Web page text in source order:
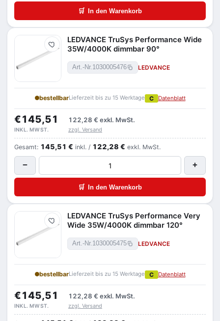
🛒 In den Warenkorb
Merken
LEDVANCE TruSys Performance Wide
35W/4000K dimmbar 90°
Art.-Nr.1030005476 LEDVANCE
bestellbarLieferzeit bis zu 15 Werktage C Datenblatt
€145,51 122,28 € exkl. MwSt.
INKL. MWST. zzgl. Versand
Gesamt: 145,51 € inkl. / 122,28 € exkl. MwSt.
− +
🛒 In den Warenkorb
Merken
LEDVANCE TruSys Performance Very
Wide 35W/4000K dimmbar 120°
Art.-Nr.1030005475 LEDVANCE
bestellbarLieferzeit bis zu 15 Werktage C Datenblatt
€145,51 122,28 € exkl. MwSt.
INKL. MWST. zzgl. Versand